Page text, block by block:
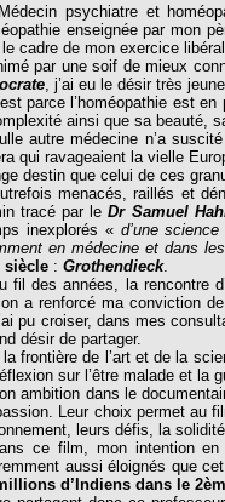
psychiatre et
enseignée par mon
cadre de mon exercice libéral.
par une soif de mieux
, j’ai eu le désir très
parce l’homéopathie est en
ainsi que sa beauté,
autre médecine n’a suscité
qui ravageaient la vielle
destin que celui de ces
menacés, raillés et
tracé par leDr Samuel
inexplorés « d’une
en médecine et dans
siècle : Grothendieck.
des années, la rencontre
a renforcé ma conviction
pu croiser, dans mes
désir de partager.
de l’art et de la
sur l’être malade et la
dans le
Leur choix permet au
leurs défis, la
ce film, mon intention en
aussi éloignés que
d’Indiens dans le